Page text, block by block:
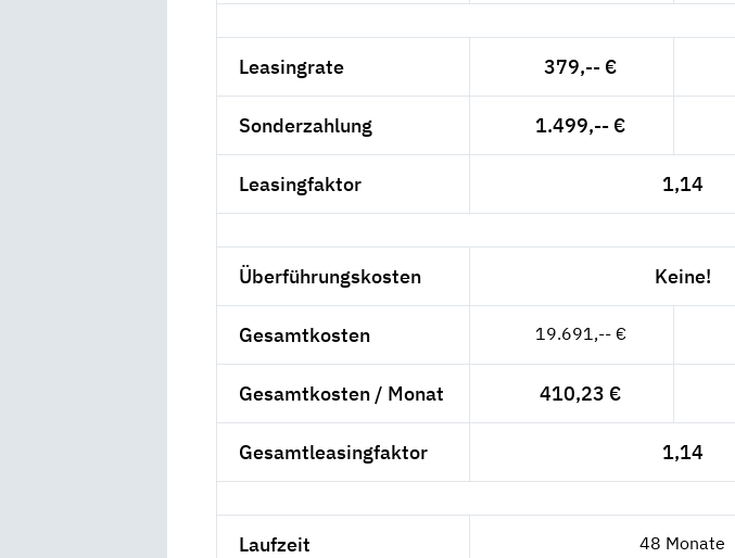
Leasingrate 379,-- €
Sonderzahlung 1.499,-- €
Leasingfaktor 1,14
Überführungskosten Keine!
Gesamtkosten 19.691,-- €
Gesamtkosten / Monat 410,23 €
Gesamtleasingfaktor 1,14
Laufzeit 48 Monate